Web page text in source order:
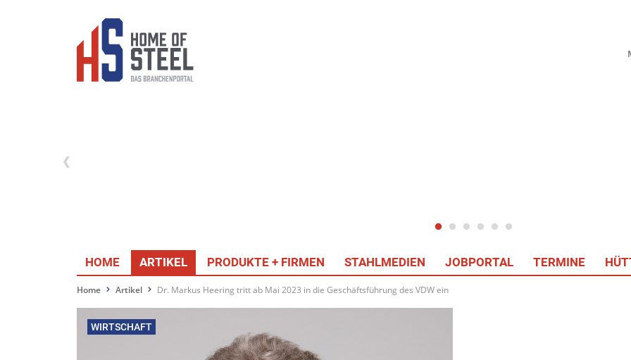
HOME ARTIKEL PRODUKTE + FIRMEN STAHLMEDIEN JOBPORTAL TERMINE
Home Artikel Dr. Markus Heering tritt ab Mai 2023 in die Geschäftsführung des VDW ein
WIRTSCHAFT